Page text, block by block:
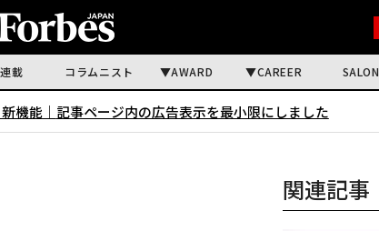
連載 コラムニスト AWARD CAREER SALON
機能｜ 記事ページ内の広告表示を最小限にしました
関連記事